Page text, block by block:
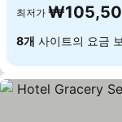
최저가
8개 사이트의 요금